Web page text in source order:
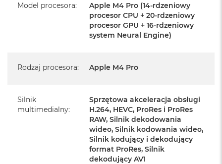
Posiada fabryczne opakowanie
Posiada system operacyjny macOS w języku
Język polski wybieramy przy pierwszym uruchomieniu
Zawartość zestawu:
Przewód zasilający (1,8m)
Model procesora:
Apple M4 Pro (14-rdzeniowy
procesor CPU + 20-rdzeniowy
procesor GPU + 16-rdzeniowy
system Neural Engine)
Rodzaj procesora: Apple M4 Pro
Silnik
multimedialny:
Sprzętowa akceleracja obsługi
H.264, HEVC, ProRes i ProRes
RAW, Silnik dekodowania
wideo, Silnik kodowania wideo,
Silnik kodujący i dekodujący
format ProRes, Silnik
dekodujący AV1